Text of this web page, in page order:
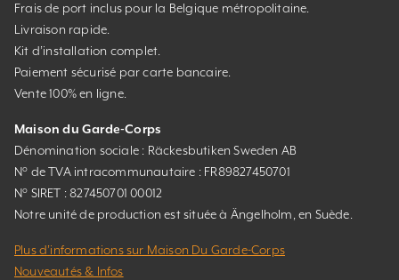
Frais de port inclus pour la Belgique métropolitaine.
Livraison rapide.
Kit d’installation complet.
Paiement sécurisé par carte bancaire.
Vente 100% en ligne.
Maison du Garde-Corps
Dénomination sociale : Räckesbutiken Sweden AB
N° de TVA intracommunautaire : FR89827450701
N° SIRET : 827450701 00012
Notre unité de production est située à Ängelholm, en Suède.
Plus d’informations sur Maison Du Garde-Corps
Nouveautés & Infos